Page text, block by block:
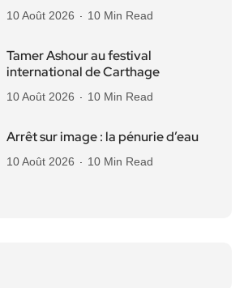
10 Août 2026 10 Min Read
Tamer Ashour au festival
international de Carthage
10 Août 2026 10 Min Read
Arrêt sur image : la pénurie d’eau
10 Août 2026 10 Min Read